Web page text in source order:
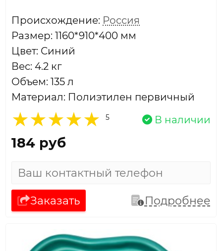
Проиcхождение: Россия
Размер: 1160*910*400 мм
Цвет: Синий
Вес: 4.2 кг
Объем: 135 л
Материал: Полиэтилен первичный
5 В наличии
184 руб
Заказать Подробнее